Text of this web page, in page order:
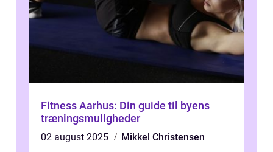
Fitness Aarhus: Din guide til byens
træningsmuligheder
02 august 2025
Mikkel Christensen